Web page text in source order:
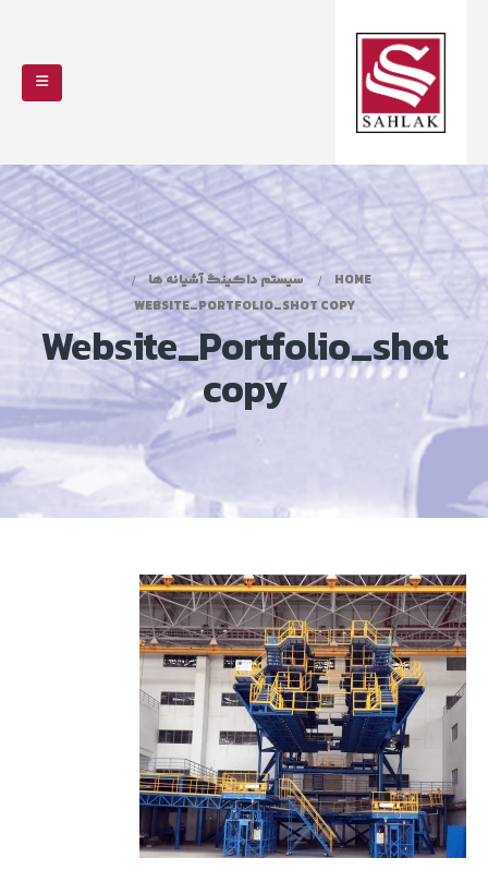
HOME
سیستم داکینگ آشیانه ها
WEBSITE_PORTFOLIO_SHOT COPY
Website_Portfolio_shot
copy